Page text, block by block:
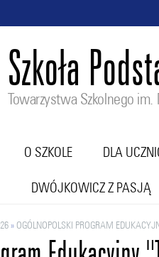
Szkoła
Towarzystwa Szkolnego im.
O SZKOLE DLA
DWÓJKOWICZ Z PASJĄ
» OGÓLNOPOLSKI PROGRAM